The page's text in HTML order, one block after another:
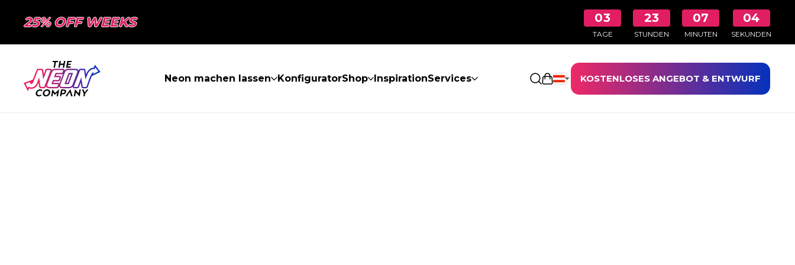
25% OFF WEEKS 03
TAGE
23
STUNDEN
07
MINUTEN
04
SEKUNDEN
Neon machen lassen KonfiguratorShop InspirationServices Einkaufswagen öffnen
KOSTENLOSES ANGEBOT & ENTWURF